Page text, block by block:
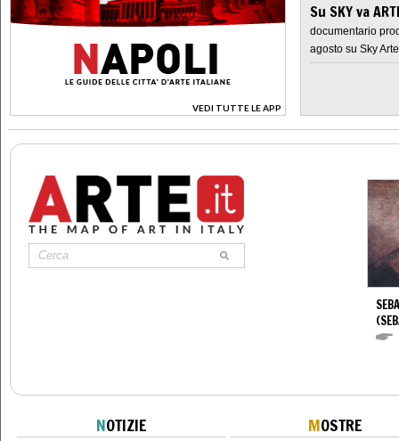
VEDI TUTTE LE APP
>
Su SKY va
documentario
agosto su Sky Arte
NOTIZIE MOSTRE